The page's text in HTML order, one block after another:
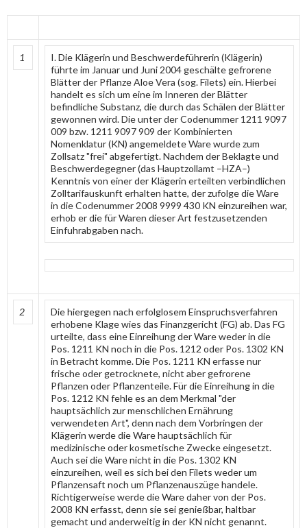
1
I. Die Klägerin und Beschwerdeführerin (Klägerin)
führte im Januar und Juni 2004 geschälte gefrorene
Blätter der Pflanze Aloe Vera (sog. Filets) ein. Hierbei
handelt es sich um eine im Inneren der Blätter
befindliche Substanz, die durch das Schälen der Blätter
gewonnen wird. Die unter der Codenummer 1211 9097
009 bzw. 1211 9097 909 der Kombinierten
Nomenklatur (KN) angemeldete Ware wurde zum
Zollsatz "frei" abgefertigt. Nachdem der Beklagte und
Beschwerdegegner (das Hauptzollamt –HZA–)
Kenntnis von einer der Klägerin erteilten verbindlichen
Zolltarifauskunft erhalten hatte, der zufolge die Ware
in die Codenummer 2008 9999 430 KN einzureihen war,
erhob er die für Waren dieser Art festzusetzenden
Einfuhrabgaben nach.
2
Die hiergegen nach erfolglosem Einspruchsverfahren
erhobene Klage wies das Finanzgericht (FG) ab. Das FG
urteilte, dass eine Einreihung der Ware weder in die
Pos. 1211 KN noch in die Pos. 1212 oder Pos. 1302 KN
in Betracht komme. Die Pos. 1211 KN erfasse nur
frische oder getrocknete, nicht aber gefrorene
Pflanzen oder Pflanzenteile. Für die Einreihung in die
Pos. 1212 KN fehle es an dem Merkmal "der
hauptsächlich zur menschlichen Ernährung
verwendeten Art", denn nach dem Vorbringen der
Klägerin werde die Ware hauptsächlich für
medizinische oder kosmetische Zwecke eingesetzt.
Auch sei die Ware nicht in die Pos. 1302 KN
einzureihen, weil es sich bei den Filets weder um
Pflanzensaft noch um Pflanzenauszüge handele.
Richtigerweise werde die Ware daher von der Pos.
2008 KN erfasst, denn sie sei genießbar, haltbar
gemacht und anderweitig in der KN nicht genannt.